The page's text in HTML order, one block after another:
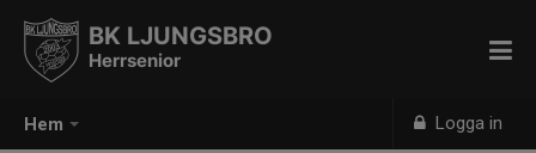
Hem Logga in
BK LJUNGSBRO
Herrsenior